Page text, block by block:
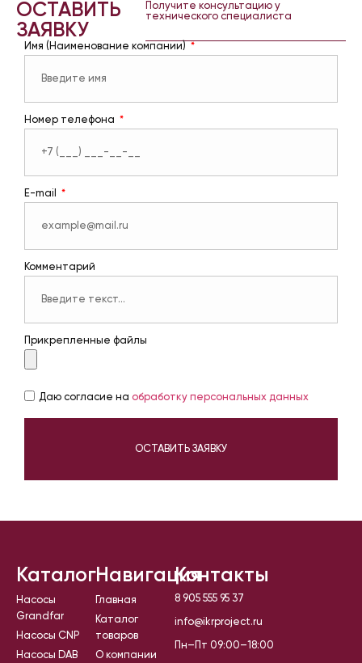
ОСТАВИТЬ
ЗАЯВКУ
Получите консультацию у
технического специалиста
Имя (Наименование компании)
Номер телефона
E-mail
Комментарий
Прикрепленные файлы
Даю согласие на обработку персональных данных
ОСТАВИТЬ ЗАЯВКУ
Каталог
Насосы
Grandfar
Насосы CNP
Насосы DAB
Навигация
Главная
Каталог
товаров
О компании
Контакты
8 905 555 95 37
info@ikrproject.ru
Пн–Пт 09:00–18:00